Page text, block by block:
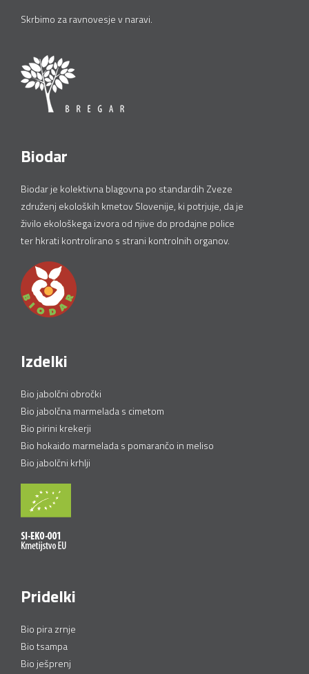
Skrbimo za ravnovesje v naravi.
Biodar
Biodar je kolektivna blagovna po standardih Zveze
združenj ekoloških kmetov Slovenije, ki potrjuje, da je
živilo ekološkega izvora od njive do prodajne police
ter hkrati kontrolirano s strani kontrolnih organov.
Izdelki
Bio jabolčni obročki
Bio jabolčna marmelada s cimetom
Bio pirini krekerji
Bio hokaido marmelada s pomarančo in meliso
Bio jabolčni krhlji
Pridelki
Bio pira zrnje
Bio tsampa
Bio ješprenj